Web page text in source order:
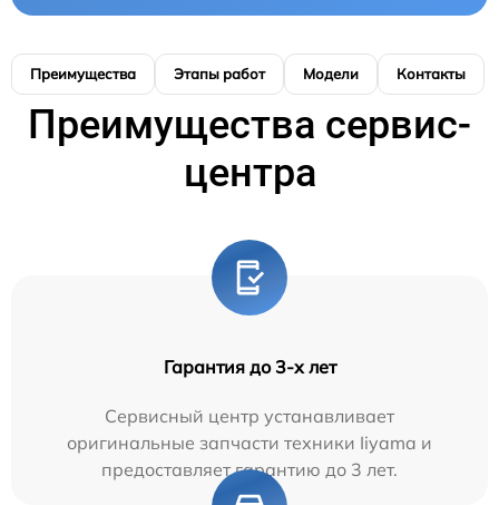
Преимущества Этапы работ Модели Контакты
Преимущества сервис-
центра
Гарантия до 3-х лет
Сервисный центр устанавливает
оригинальные запчасти техники Iiyama и
предоставляет гарантию до 3 лет.